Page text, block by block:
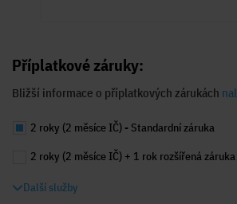
Příplatkové záruky:
Bližší informace o příplatkových zárukách
2 roky (2 měsíce IČ) - Standardní záruka
2 roky (2 měsíce IČ) + 1 rok rozšířená záruka
Další služby